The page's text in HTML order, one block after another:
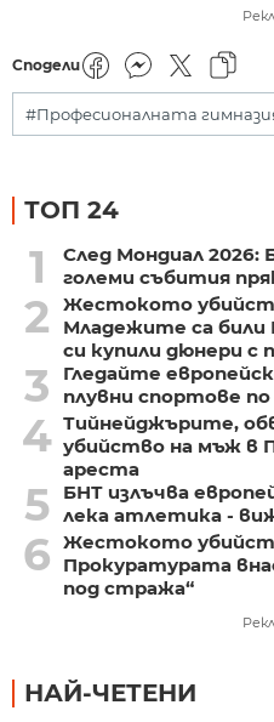
Сподели
#​Професионалната
ТОП 24
1
След Мондиал 2026:
големи събития
2
Жестокото
Младежите са били
си купили дюнери с
3
Гледайте
плувни спортове
4 Тийнейджърите,
убийство на мъж в
ареста
5
БНТ излъчва
лека атлетика -
6 Жестокото
Прокуратурата
под стража“
НАЙ-ЧЕТЕНИ